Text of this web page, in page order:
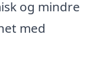
og mindre
med